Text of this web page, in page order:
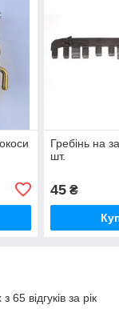
Гребінь на
шт.
45₴
65 відгуків за рік